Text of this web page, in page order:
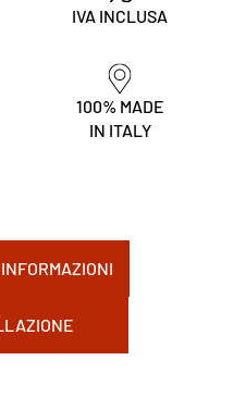
IVA INCLUSA
100% MADE
IN ITALY